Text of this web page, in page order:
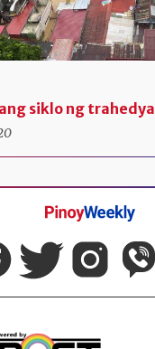
siklo ng trahedya
Pinoy
Weekly